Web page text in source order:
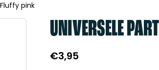
pink
UNIVERSELE
€3,95